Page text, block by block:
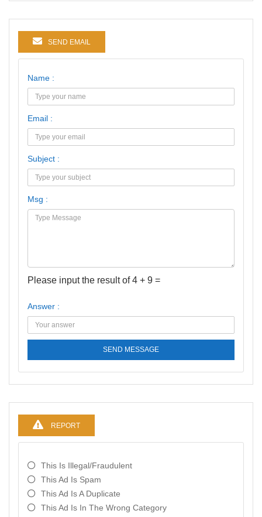
SEND EMAIL
Name :
Email :
Subject :
Msg :
Please input the result of 4 + 9 =
Answer :
SEND MESSAGE
REPORT
This Is Illegal/fraudulent
This Ad Is Spam
This Ad Is A Duplicate
This Ad Is In The Wrong Category